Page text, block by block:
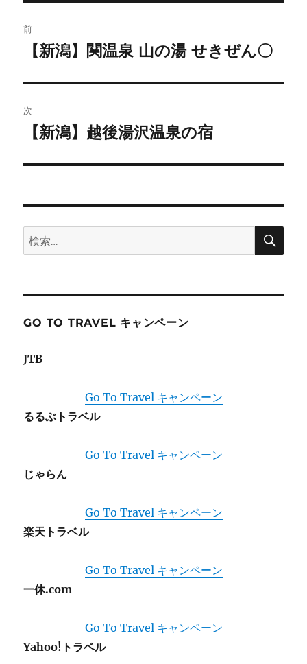
稿
ビ
ゲ
ー
ン
前
投
稿:
【新潟】関温泉 山の湯 せきぜん〇
次
投
【新潟】越後湯沢温泉の宿
検
索:
検
GO TO TRAVEL キャンペーン
JTB
Go To Travel キャンペーン
るるぶトラベル
Go To Travel キャンペーン
じゃらん
Go To Travel キャンペーン
楽天トラベル
Go To Travel キャンペーン
一休.com
Go To Travel キャンペーン
Yahoo!トラベル